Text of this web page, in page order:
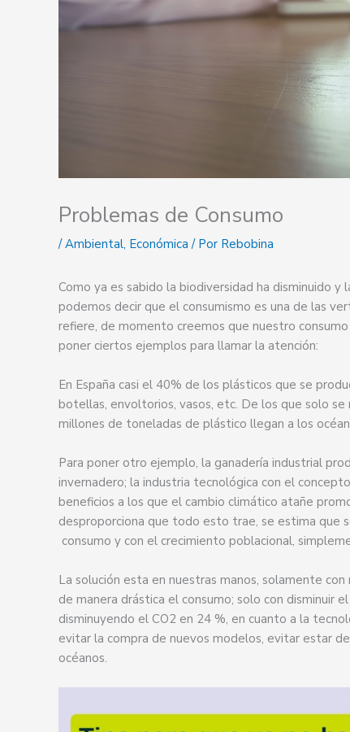
Problemas de Consumo
/Ambiental, Económica / Por Rebobina
Como ya es sabido la biodiversidad ha disminuido
podemos decir que el consumismo es una de las
refiere, de momento creemos que nuestro
poner ciertos ejemplos para llamar la atención:
En España casi el 40% de los plásticos que se
botellas, envoltorios, vasos, etc. De los que solo
millones de toneladas de plástico llegan a los
Para poner otro ejemplo, la ganadería industrial
invernadero; la industria tecnológica con el
beneficios a los que el cambio climático atañe
desproporciona que todo esto trae, se estima que
consumo y con el crecimiento poblacional,
La solución esta en nuestras manos, solamente
de manera drástica el consumo; solo con disminuir
disminuyendo el CO2 en 24 %, en cuanto a la
evitar la compra de nuevos modelos, evitar estar
océanos.